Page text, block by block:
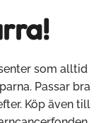
som alltid
Passar bra
Köp även till